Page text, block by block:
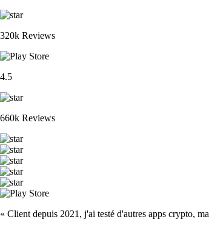
320k Reviews
4.5
660k Reviews
« Client depuis 2021, j'ai testé d'autres apps crypto,